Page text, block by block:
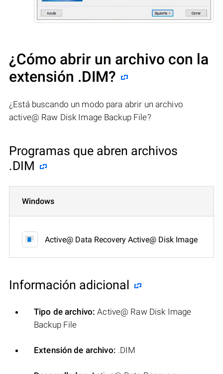
¿Cómo abrir un archivo con la
extensión .DIM?
¿Está buscando un modo para abrir un archivo
active@ Raw Disk Image Backup File?
Programas que abren archivos
.DIM
Windows
Active@ Data Recovery Active@ Disk Image
Información adicional
Tipo de archivo: Active@ Raw Disk Image
Backup File
Extensión de archivo: .DIM